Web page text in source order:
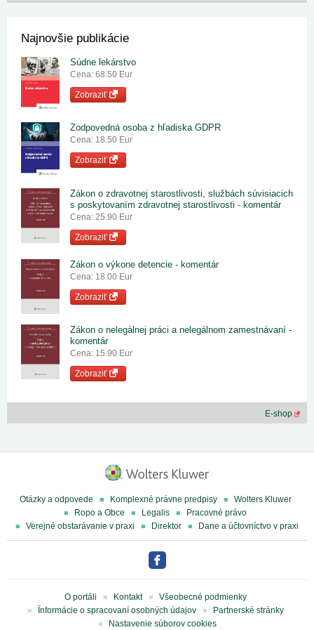
Najnovšie publikácie
Súdne lekárstvo
Cena: 68.50 Eur
Zobraziť
Zodpovedná osoba z hľadiska GDPR
Cena: 18.50 Eur
Zobraziť
Zákon o zdravotnej starostlivosti, službách súvisiacich
s poskytovaním zdravotnej starostlivosti - komentár
Cena: 25.90 Eur
Zobraziť
Zákon o výkone detencie - komentár
Cena: 18.00 Eur
Zobraziť
Zákon o nelegálnej práci a nelegálnom zamestnávaní -
komentár
Cena: 15.90 Eur
Zobraziť
E-shop
Otázky a odpovede Komplexné právne predpisy
Wolters Kluwer
Ropo a Obce
Legalis
Pracovné právo
Verejné obstarávanie v praxi
Direktor Dane a účtovníctvo v praxi
O portáli Kontakt
Všeobecné podmienky
Ïnformácie o spracovaní osobných údajov
Partnerské stránky
Nastavenie súborov cookies